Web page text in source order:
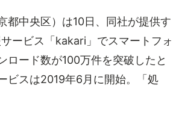
都中央区）は10日、同社が提供す
ービス「kakari」でスマートフォ
ロード数が100万件を突破したと
ビスは2019年6月に開始。「処